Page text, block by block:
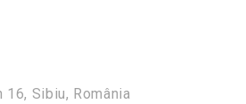
Sibiu, România